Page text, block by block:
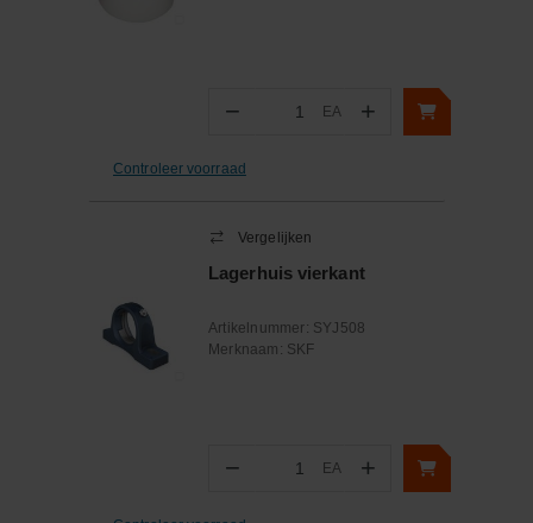
− Aantal
EA +
Controleer voorraad
Vergelijken
Lagerhuis vierkant
Artikelnummer: SYJ508
Merknaam: SKF
− Aantal
EA +